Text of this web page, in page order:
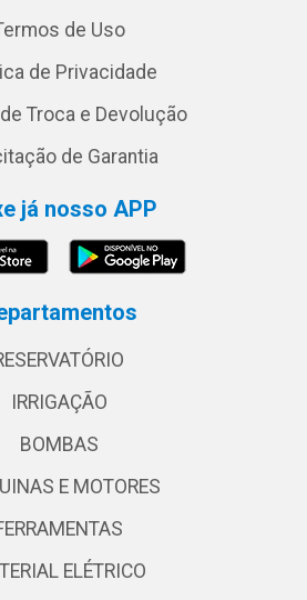
de Uso
de Privacidade
Troca e Devolução
de Garantia
já nosso APP
IRRIGAÇÃO
BOMBAS
E MOTORES
ELÉTRICO